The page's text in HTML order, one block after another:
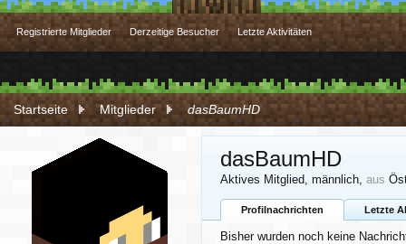
Startseite Mitglieder dasBaumHD
dasBaumHD
Aktives Mitglied, männlich, aus
Profilnachrichten Letzte
Bisher wurden noch keine
Registrierte Mitglieder Derzeitige Besucher Letzte Aktivitäten